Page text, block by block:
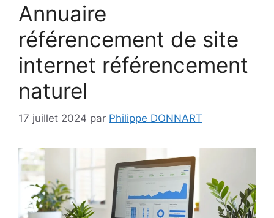
Annuaire
référencement de site
internet référencement
naturel
17 juillet 2024 par Philippe DONNART